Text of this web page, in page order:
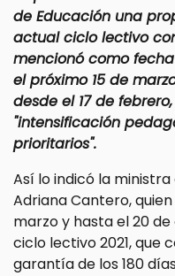
de Educación una
actual ciclo lectivo
mencionó como
el próximo 15 de
desde el 17 de
"intensificación
prioritarios".
Así lo indicó la
Adriana Cantero,
marzo y hasta el 20
ciclo lectivo 2021, que
garantía de los 180